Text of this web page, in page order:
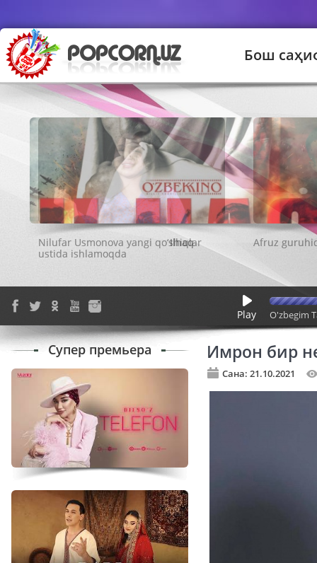
Бош
Ilhaq
Play O'zbegim
Имрон бир
Сана: 21.10.2021
Супер премьера